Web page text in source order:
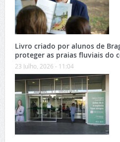
Livro criado por alunos de
proteger as praias fluviais do
23 Julho, 2026 - 11:04